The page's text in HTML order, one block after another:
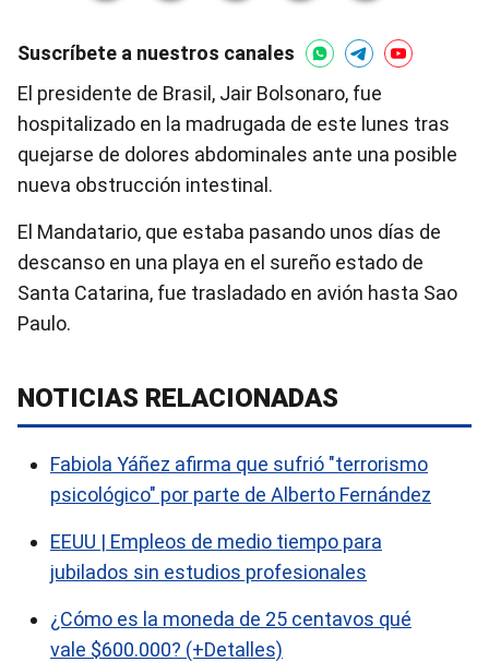
Suscríbete a nuestros canales
El presidente de Brasil, Jair Bolsonaro, fue
hospitalizado en la madrugada de este lunes tras
quejarse de dolores abdominales ante una posible
nueva obstrucción intestinal.
El Mandatario, que estaba pasando unos días de
descanso en una playa en el sureño estado de
Santa Catarina, fue trasladado en avión hasta Sao
Paulo.
NOTICIAS RELACIONADAS
Fabiola Yáñez afirma que sufrió "terrorismo
psicológico" por parte de Alberto Fernández
EEUU | Empleos de medio tiempo para
jubilados sin estudios profesionales
¿Cómo es la moneda de 25 centavos qué
vale $600.000? (+Detalles)